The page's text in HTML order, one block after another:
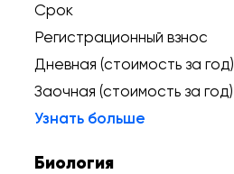
Срок
Регистрационный взнос
Дневная (стоимость за год)
Заочная (стоимость за год)
Узнать больше
Биология